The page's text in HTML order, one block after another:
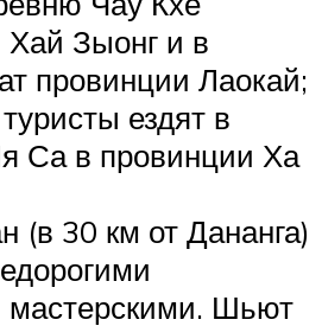
Хай Зыонг и в
провинции Лаокай;
ездят в
Са в провинции Ха
(в 30 км от Дананга)
Шьют